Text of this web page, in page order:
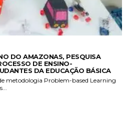
DO AMAZONAS, PESQUISA
DE ENSINO-
DA EDUCAÇÃO BÁSICA
metodologia Problem-based Learning